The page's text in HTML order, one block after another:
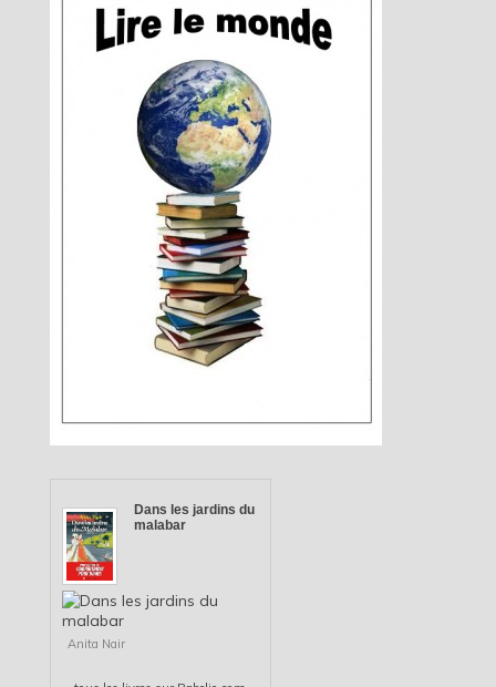
Dans les jardins du
malabar
Anita Nair